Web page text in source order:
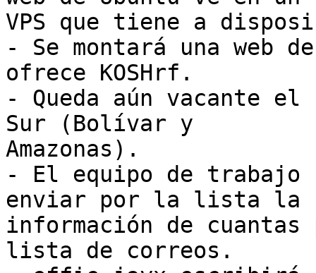
VPS que tiene a
- Se montará una web
ofrece KOSHrf.
- Queda aún vacante
Sur (Bolívar y
Amazonas).
- El equipo de trabajo
enviar por la lista la
información de
lista de correos.